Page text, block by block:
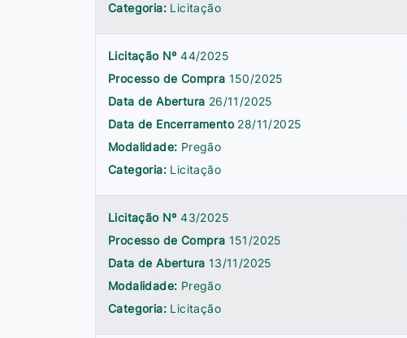
Categoria: Licitação
Licitação Nº44/2025
Processo de Compra 150/2025
Data de Abertura 26/11/2025
Data de Encerramento 28/11/2025
Modalidade: Pregão
Categoria: Licitação
Licitação Nº43/2025
Processo de Compra 151/2025
Data de Abertura 13/11/2025
Modalidade: Pregão
Categoria: Licitação